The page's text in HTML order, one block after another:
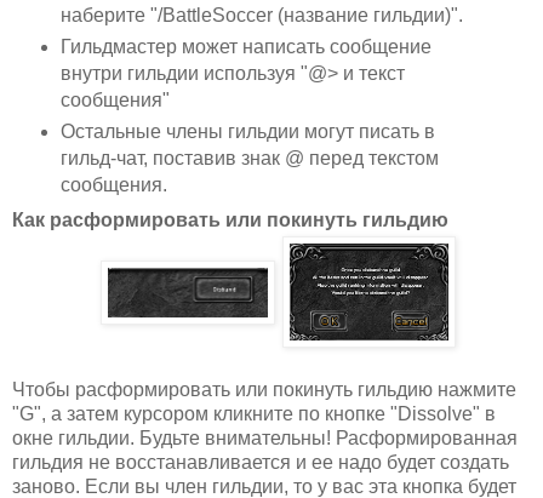
наберите "/BattleSoccer (название гильдии)".
Гильдмастер может написать сообщение
внутри гильдии используя "@> и текст
сообщения"
Остальные члены гильдии могут писать в
гильд-чат, поставив знак @ перед текстом
сообщения.
Как расформировать или покинуть гильдию
Чтобы расформировать или покинуть гильдию нажмите
"G", а затем курсором кликните по кнопке "Dissolve" в
окне гильдии. Будьте внимательны! Расформированная
гильдия не восстанавливается и ее надо будет создать
заново. Если вы член гильдии, то у вас эта кнопка будет